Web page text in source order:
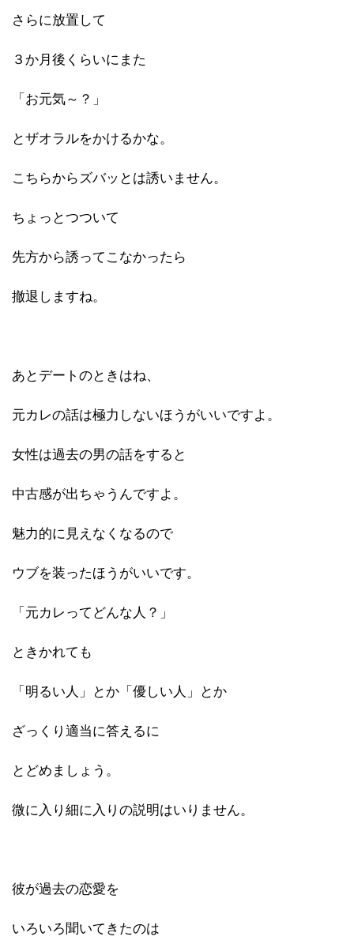
さらに放置して
３か月後くらいにまた
「お元気～？」
とザオラルをかけるかな。
こちらからズバッとは誘いません。
ちょっとつついて
先方から誘ってこなかったら
撤退しますね。
あとデートのときはね、
元カレの話は極力しないほうがいいですよ。
女性は過去の男の話をすると
中古感が出ちゃうんですよ。
魅力的に見えなくなるので
ウブを装ったほうがいいです。
「元カレってどんな人？」
ときかれても
「明るい人」とか「優しい人」とか
ざっくり適当に答えるに
とどめましょう。
微に入り細に入りの説明はいりません。
彼が過去の恋愛を
いろいろ聞いてきたのは